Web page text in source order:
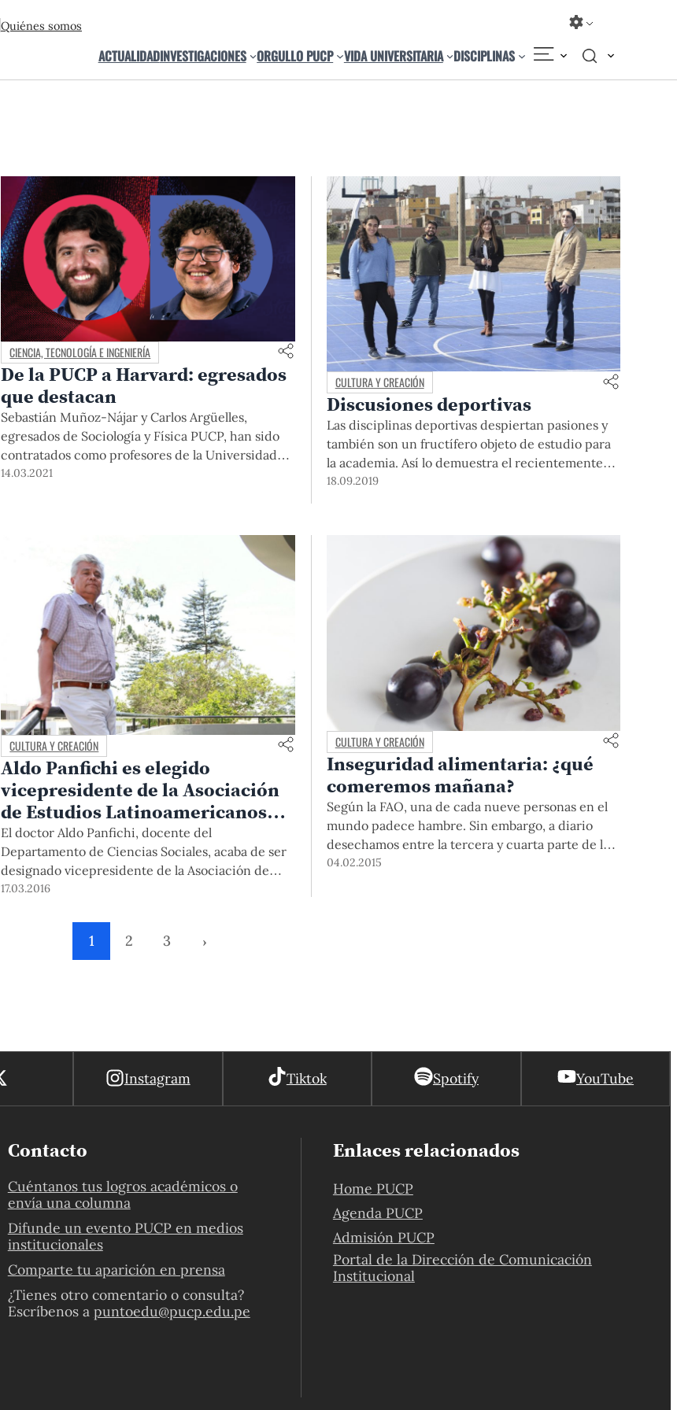
Quiénes somos
ACTUALIDADINVESTIGACIONES ORGULLO PUCP VIDA UNIVERSITARIA DISCIPLINAS
CIENCIA, TECNOLOGÍA E INGENIERÍA
De la PUCP a Harvard: egresados
que destacan
Sebastián Muñoz-Nájar y Carlos Argüelles,
egresados de Sociología y Física PUCP, han sido
contratados como profesores de la Universidad
de Harvard. En febrero, Carlos obtuvo la Beca de
14.03.2021
CULTURA Y CREACIÓN
Discusiones deportivas
Las disciplinas deportivas despiertan pasiones y
también son un fructífero objeto de estudio para
la academia. Así lo demuestra el recientemente
formado grupo Deporte y Sociedad, que busca
18.09.2019
CULTURA Y CREACIÓN
Aldo Panfichi es elegido
vicepresidente de la Asociación
de Estudios Latinoamericanos
(LASA)
El doctor Aldo Panfichi, docente del
Departamento de Ciencias Sociales, acaba de ser
designado vicepresidente de la Asociación de
Estudios Latinoamericanos (LASA), luego de 26
asociación. Él nos cuenta lo que representa
dirigir la organización que lo vio crecer
profesional e intelectualmente.
17.03.2016
CULTURA Y CREACIÓN
Inseguridad alimentaria: ¿qué
comeremos mañana?
Según la FAO, una de cada nueve personas en el
mundo padece hambre. Sin embargo, a diario
desechamos entre la tercera y cuarta parte de los
alimentos que se producen a nivel mundial. ¿Qué
04.02.2015
1 2 3 ›
Instagram Tiktok Spotify YouTube
Contacto
Cuéntanos tus logros académicos o
envía una columna
Difunde un evento PUCP en medios
institucionales
Comparte tu aparición en prensa
¿Tienes otro comentario o consulta?
Escríbenos a puntoedu@pucp.edu.pe
Enlaces relacionados
Home PUCP
Agenda PUCP
Admisión PUCP
Portal de la Dirección de Comunicación
Institucional